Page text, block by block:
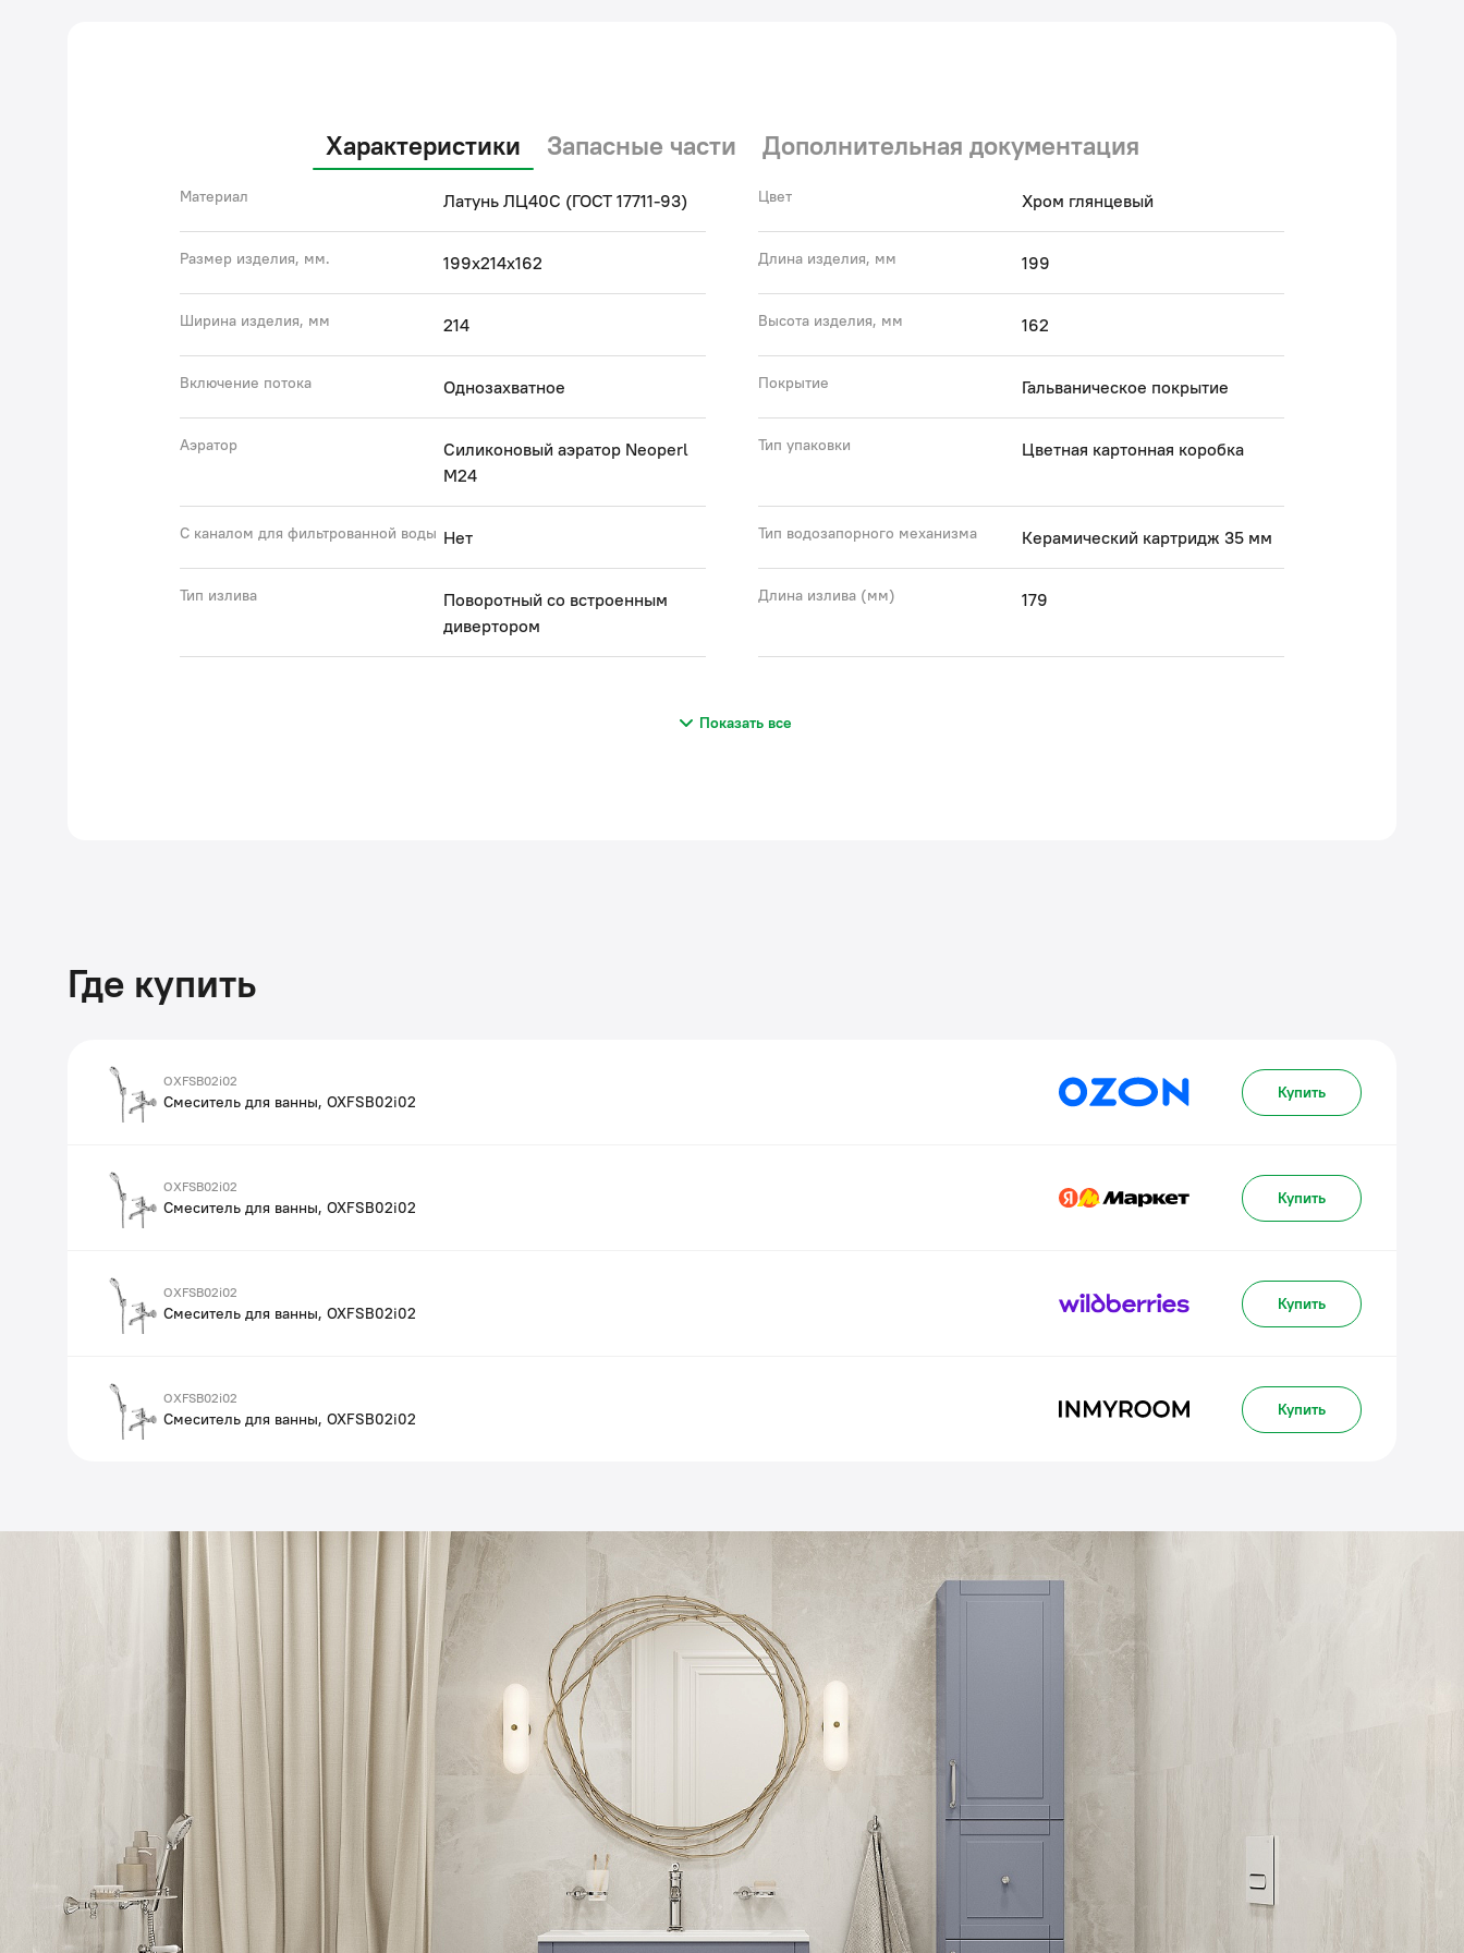
Характеристики Запасные части Дополнительная документация
Материал Латунь ЛЦ40C (ГОСТ 17711-93) Цвет Хром глянцевый
Размер изделия, мм. 199х214х162 Длина изделия, мм 199
Ширина изделия, мм 214 Высота изделия, мм 162
Включение потока Однозахватное Покрытие Гальваническое покрытие
Аэратор
Силиконовый аэратор Neoperl
M24
Тип упаковки Цветная картонная коробка
С каналом для фильтрованной воды Нет Тип водозапорного механизма Керамический картридж 35 мм
Тип излива
Поворотный со встроенным
дивертором
Длина излива (мм) 179
Показать все
Где купить
OXFSB02i02
Смеситель для ванны, OXFSB02i02 Купить
OXFSB02i02
Смеситель для ванны, OXFSB02i02 Купить
OXFSB02i02
Смеситель для ванны, OXFSB02i02 Купить
OXFSB02i02
Смеситель для ванны, OXFSB02i02 Купить